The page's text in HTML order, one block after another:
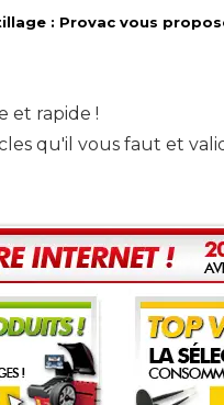
: Provac vous
et rapide !
qu'il vous faut et